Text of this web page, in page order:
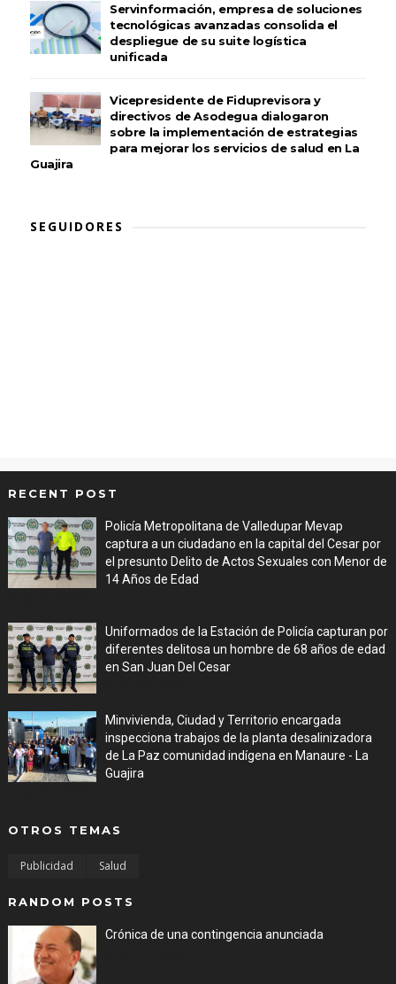
Servinformación, empresa de soluciones
tecnológicas avanzadas consolida el
despliegue de su suite logística
unificada
Vicepresidente de Fiduprevisora y
directivos de Asodegua dialogaron
sobre la implementación de estrategias
para mejorar los servicios de salud en La
Guajira
SEGUIDORES
RECENT POST
Policía Metropolitana de Valledupar Mevap
captura a un ciudadano en la capital del Cesar por
el presunto Delito de Actos Sexuales con Menor de
14 Años de Edad
Uniformados de la Estación de Policía capturan por
diferentes delitosa un hombre de 68 años de edad
en San Juan Del Cesar
Minvivienda, Ciudad y Territorio encargada
inspecciona trabajos de la planta desalinizadora
de La Paz comunidad indígena en Manaure - La
Guajira
OTROS TEMAS
Publicidad Salud
RANDOM POSTS
Crónica de una contingencia anunciada